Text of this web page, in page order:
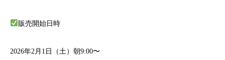
販売開始日時
2026年2月1日（土）朝9:00〜